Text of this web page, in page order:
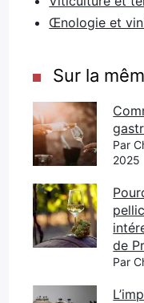
Œnologie et
Sur la
Par
2025
de
Par